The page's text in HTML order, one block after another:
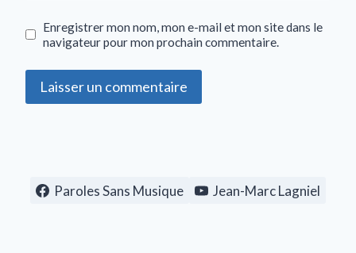
Enregistrer mon nom, mon e-mail et mon site dans le
navigateur pour mon prochain commentaire.
Paroles Sans Musique Jean-Marc Lagniel